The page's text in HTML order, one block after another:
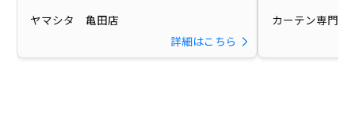
ヤマシタ 亀田店
詳細はこちら
カーテン専門館